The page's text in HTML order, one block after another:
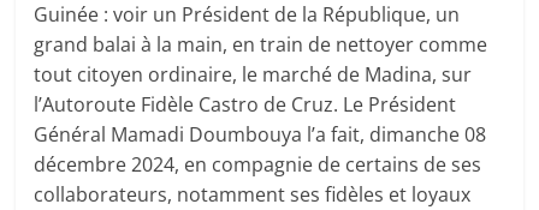
Guinée : voir un Président de la République, un
grand balai à la main, en train de nettoyer comme
tout citoyen ordinaire, le marché de Madina, sur
l’Autoroute Fidèle Castro de Cruz. Le Président
Général Mamadi Doumbouya l’a fait, dimanche 08
décembre 2024, en compagnie de certains de ses
collaborateurs, notamment ses fidèles et loyaux